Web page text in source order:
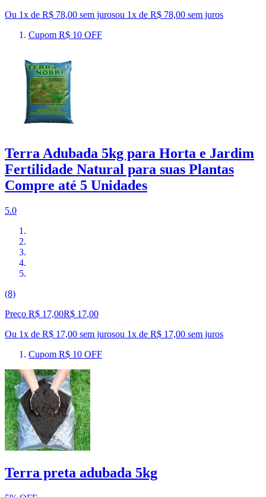
Ou 1x de R$ 78,00 sem jurosou 1x de R$ 78,00 sem juros
Cupom R$ 10 OFF
Terra Adubada 5kg para Horta e Jardim
Fertilidade Natural para suas Plantas
Compre até 5 Unidades
5.0
(8)
Preço R$ 17,00R$ 17,00
Ou 1x de R$ 17,00 sem jurosou 1x de R$ 17,00 sem juros
Cupom R$ 10 OFF
Terra preta adubada 5kg